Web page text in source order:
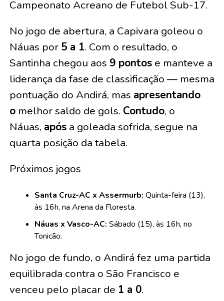
Campeonato Acreano de Futebol Sub-17.
No jogo de abertura, a Capivara goleou o
Náuas por 5 a 1. Com o resultado, o
Santinha chegou aos 9 pontose manteve a
liderança da fase de classificação — mesma
pontuação do Andirá, mas apresentando
omelhor saldo de gols. Contudo, o
Náuas, apósa goleada sofrida, segue na
quarta posição da tabela.
Próximos jogos
Santa Cruz-AC x Assermurb: Quinta-feira (13),
às 16h, na Arena da Floresta.
Náuas x Vasco-AC: Sábado (15), às 16h, no
Tonicão.
No jogo de fundo, o Andirá fez uma partida
equilibrada contra o São Francisco e
venceu pelo placar de 1 a 0.